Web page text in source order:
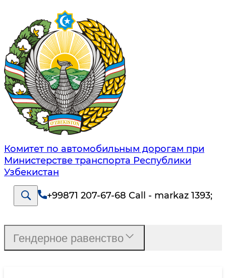
Комитет по автомобильным дорогам при
Министерстве транспорта Республики
Узбекистан
+99871 207-67-68 Call - markaz 1393;
Гендерное равенство